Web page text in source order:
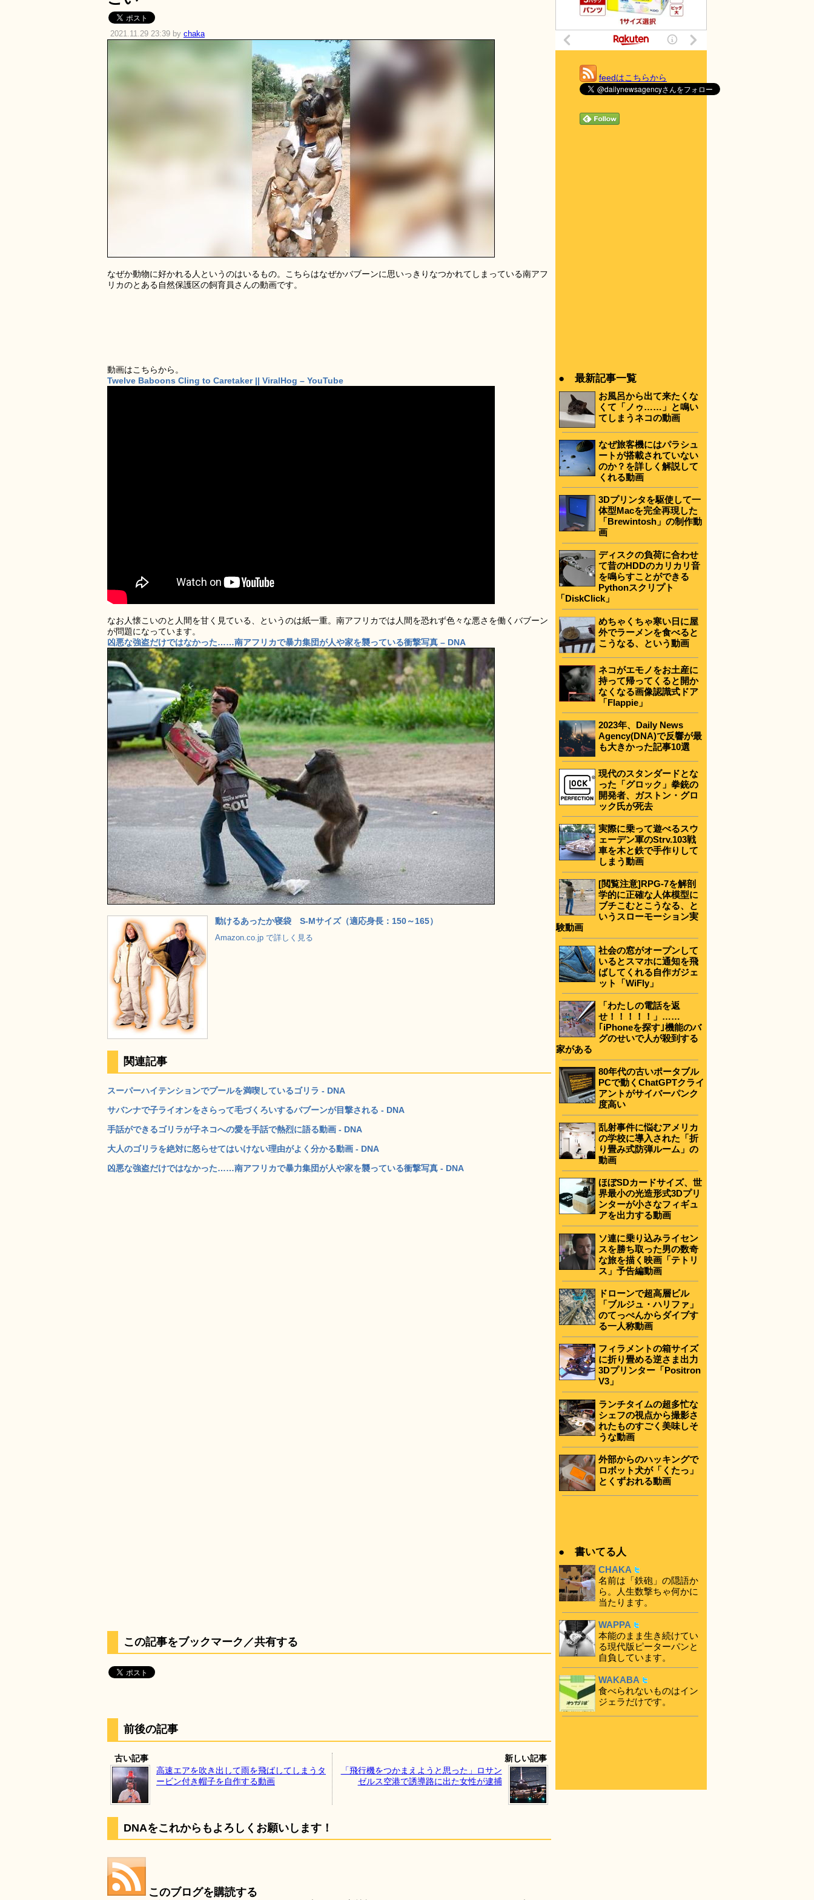
2021.11.29 23:39 by chaka
なぜか動物に好かれる人というのはいるもの。こちらはなぜかバブーンに思いっきりなつかれてしまっている南アフ
リカのとある自然保護区の飼育員さんの動画です。
動画はこちらから。
Twelve Baboons Cling to Caretaker || ViralHog – YouTube
なお人懐こいのと人間を甘く見ている、というのは紙一重。南アフリカでは人間を恐れず色々な悪さを働くバブーン
が問題になっています。
凶悪な強盗だけではなかった……南アフリカで暴力集団が人や家を襲っている衝撃写真 – DNA
動けるあったか寝袋 S-Mサイズ（適応身長：150～165）
Amazon.co.jp で詳しく見る
関連記事
スーパーハイテンションでプールを満喫しているゴリラ - DNA
サバンナで子ライオンをさらって毛づくろいするバブーンが目撃される - DNA
手話ができるゴリラが子ネコへの愛を手話で熱烈に語る動画 - DNA
大人のゴリラを絶対に怒らせてはいけない理由がよく分かる動画 - DNA
凶悪な強盗だけではなかった……南アフリカで暴力集団が人や家を襲っている衝撃写真 - DNA
この記事をブックマーク／共有する
前後の記事
古い記事
高速エアを吹き出して雨を飛ばしてしまうタ
ービン付き帽子を自作する動画
新しい記事
「飛行機をつかまえようと思った」ロサン
ゼルス空港で誘導路に出た女性が逮捕
DNAをこれからもよろしくお願いします！
このブログを購読する
feedはこちらから
● 最新記事一覧
お風呂から出て来たくな
くて「ノゥ……」と鳴い
てしまうネコの動画
なぜ旅客機にはパラシュ
ートが搭載されていない
のか？を詳しく解説して
くれる動画
3Dプリンタを駆使して一
体型Macを完全再現した
「Brewintosh」の制作動
画
ディスクの負荷に合わせ
て昔のHDDのカリカリ音
を鳴らすことができる
Pythonスクリプト
「DiskClick」
めちゃくちゃ寒い日に屋
外でラーメンを食べると
こうなる、という動画
ネコがエモノをお土産に
持って帰ってくると開か
なくなる画像認識式ドア
「Flappie」
2023年、Daily News
Agency(DNA)で反響が最
も大きかった記事10選
現代のスタンダードとな
った「グロック」拳銃の
開発者、ガストン・グロ
ック氏が死去
実際に乗って遊べるスウ
ェーデン軍のStrv.103戦
車を木と鉄で手作りして
しまう動画
[閲覧注意]RPG-7を解剖
学的に正確な人体模型に
ブチこむとこうなる、と
いうスローモーション実
験動画
社会の窓がオープンして
いるとスマホに通知を飛
ばしてくれる自作ガジェ
ット「WiFly」
「わたしの電話を返
せ！！！！！」……
｢iPhoneを探す｣機能のバ
グのせいで人が殺到する
家がある
80年代の古いポータブル
PCで動くChatGPTクライ
アントがサイバーパンク
度高い
乱射事件に悩むアメリカ
の学校に導入された「折
り畳み式防弾ルーム」の
動画
ほぼSDカードサイズ、世
界最小の光造形式3Dプリ
ンターが小さなフィギュ
アを出力する動画
ソ連に乗り込みライセン
スを勝ち取った男の数奇
な旅を描く映画「テトリ
ス」予告編動画
ドローンで超高層ビル
「ブルジュ・ハリファ」
のてっぺんからダイブす
る一人称動画
フィラメントの箱サイズ
に折り畳める逆さま出力
3Dプリンター「Positron
V3」
ランチタイムの超多忙な
シェフの視点から撮影さ
れたものすごく美味しそ
うな動画
外部からのハッキングで
ロボット犬が「くたっ」
とくずおれる動画
● 書いてる人
CHAKA
名前は「鉄砲」の隠語か
ら。人生数撃ちゃ何かに
当たります。
WAPPA
本能のまま生き続けてい
る現代版ピーターパンと
自負しています。
WAKABA
食べられないものはイン
ジェラだけです。